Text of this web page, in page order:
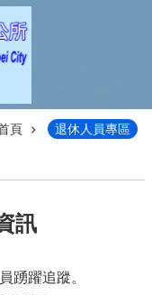
頁 退休人員專區
訊
踴躍追蹤。